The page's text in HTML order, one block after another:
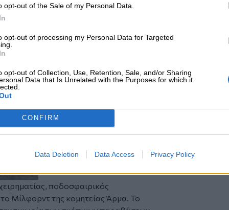
opt-out of the Sale of my Personal Data.
opt-out of processing my Personal Data for Targeted
opt-out of Collection, Use, Retention, Sale, and/or Sharing
Data that Is Unrelated with the Purposes for which it
CONFIRM
Data Deletion Data Access Privacy Policy
δεν επινόησε απλώς έναν
στο ποδόσφαιρο το πιο ανθρώπινο
χωρίζονται από μία μόνο
ποδοσφαιρικός
Μίλφορντ της κομητείας Άρμα. Το